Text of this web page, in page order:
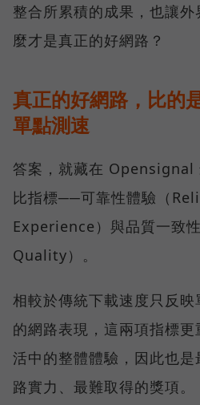
整合所累積的成果，也讓
麼才是真正的好網路？
真正的好網路，比的
單點測速
答案，就藏在 Opensignal
比指標──可靠性體驗（
Experience）與品質一致
Quality）。
相較於傳統下載速度只反
的網路表現，這兩項指標
活中的整體體驗，因此也
路實力、最難取得的獎項。